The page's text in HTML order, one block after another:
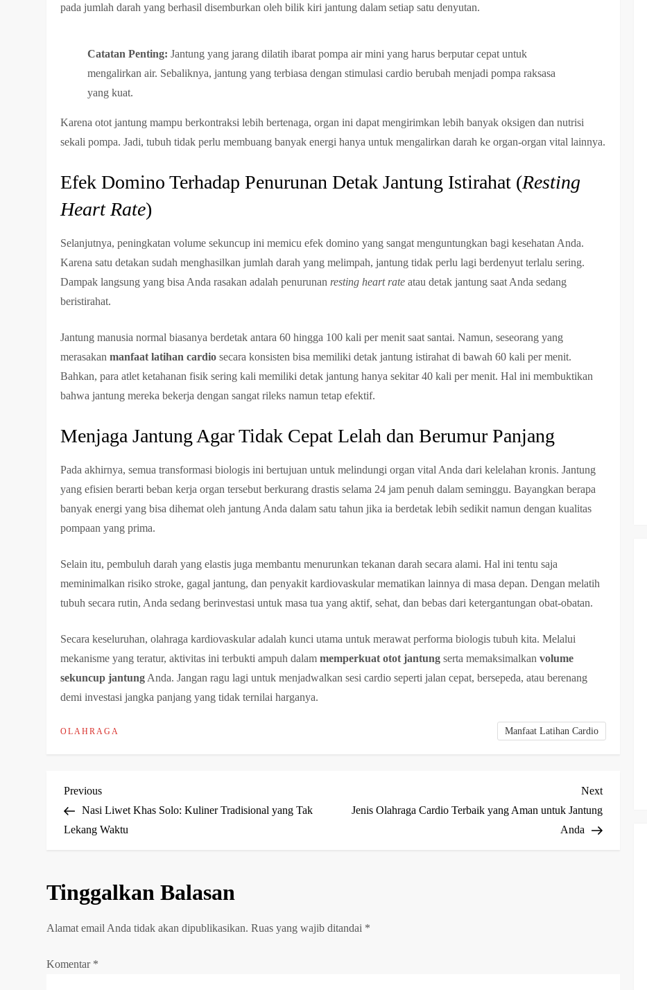
pada jumlah darah yang berhasil disemburkan oleh bilik kiri jantung dalam setiap satu denyutan.
Catatan Penting: Jantung yang jarang dilatih ibarat pompa air mini yang harus berputar cepat untuk
mengalirkan air. Sebaliknya, jantung yang terbiasa dengan stimulasi cardio berubah menjadi pompa raksasa
yang kuat.
Karena otot jantung mampu berkontraksi lebih bertenaga, organ ini dapat mengirimkan lebih banyak oksigen dan nutrisi
sekali pompa. Jadi, tubuh tidak perlu membuang banyak energi hanya untuk mengalirkan darah ke organ-organ vital lainnya.
Efek Domino Terhadap Penurunan Detak Jantung Istirahat (Resting
Heart Rate)
Selanjutnya, peningkatan volume sekuncup ini memicu efek domino yang sangat menguntungkan bagi kesehatan Anda.
Karena satu detakan sudah menghasilkan jumlah darah yang melimpah, jantung tidak perlu lagi berdenyut terlalu sering.
Dampak langsung yang bisa Anda rasakan adalah penurunan resting heart rate atau detak jantung saat Anda sedang
beristirahat.
Jantung manusia normal biasanya berdetak antara 60 hingga 100 kali per menit saat santai. Namun, seseorang yang
merasakanmanfaat latihan cardio secara konsisten bisa memiliki detak jantung istirahat di bawah 60 kali per menit.
Bahkan, para atlet ketahanan fisik sering kali memiliki detak jantung hanya sekitar 40 kali per menit. Hal ini membuktikan
bahwa jantung mereka bekerja dengan sangat rileks namun tetap efektif.
Menjaga Jantung Agar Tidak Cepat Lelah dan Berumur Panjang
Pada akhirnya, semua transformasi biologis ini bertujuan untuk melindungi organ vital Anda dari kelelahan kronis. Jantung
yang efisien berarti beban kerja organ tersebut berkurang drastis selama 24 jam penuh dalam seminggu. Bayangkan berapa
banyak energi yang bisa dihemat oleh jantung Anda dalam satu tahun jika ia berdetak lebih sedikit namun dengan kualitas
pompaan yang prima.
Selain itu, pembuluh darah yang elastis juga membantu menurunkan tekanan darah secara alami. Hal ini tentu saja
meminimalkan risiko stroke, gagal jantung, dan penyakit kardiovaskular mematikan lainnya di masa depan. Dengan melatih
tubuh secara rutin, Anda sedang berinvestasi untuk masa tua yang aktif, sehat, dan bebas dari ketergantungan obat-obatan.
Secara keseluruhan, olahraga kardiovaskular adalah kunci utama untuk merawat performa biologis tubuh kita. Melalui
mekanisme yang teratur, aktivitas ini terbukti ampuh dalammemperkuat otot jantung serta memaksimalkanvolume
sekuncup jantung Anda. Jangan ragu lagi untuk menjadwalkan sesi cardio seperti jalan cepat, bersepeda, atau berenang
demi investasi jangka panjang yang tidak ternilai harganya.
OLAHRAGA Manfaat Latihan Cardio
N
a
i
g
a
Previous
Post
Previous
Nasi Liwet Khas Solo: Kuliner Tradisional yang Tak
Lekang Waktu
Next
Post
Next
Jenis Olahraga Cardio Terbaik yang Aman untuk Jantung
Anda
Tinggalkan Balasan
Alamat email Anda tidak akan dipublikasikan. Ruas yang wajib ditandai *
Komentar *